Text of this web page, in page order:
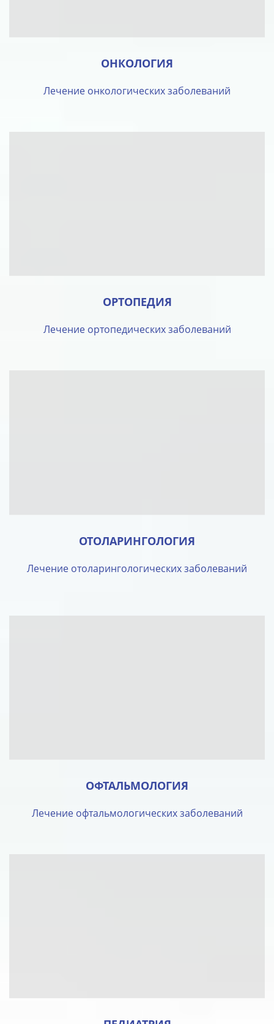
ОНКОЛОГИЯ
Лечение онкологических заболеваний
ОРТОПЕДИЯ
Лечение ортопедических заболеваний
ОТОЛАРИНГОЛОГИЯ
Лечение отоларингологических заболеваний
ОФТАЛЬМОЛОГИЯ
Лечение офтальмологических заболеваний